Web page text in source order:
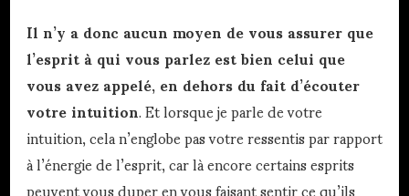
Il n’y a donc aucun moyen de vous assurer que
l’esprit à qui vous parlez est bien celui que
vous avez appelé, en dehors du fait d’écouter
votre intuition. Et lorsque je parle de votre
intuition, cela n’englobe pas votre ressentis par rapport
à l’énergie de l’esprit, car là encore certains esprits